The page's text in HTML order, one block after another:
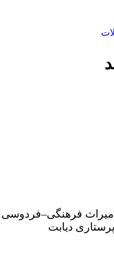
فرهنگی–فردوسی